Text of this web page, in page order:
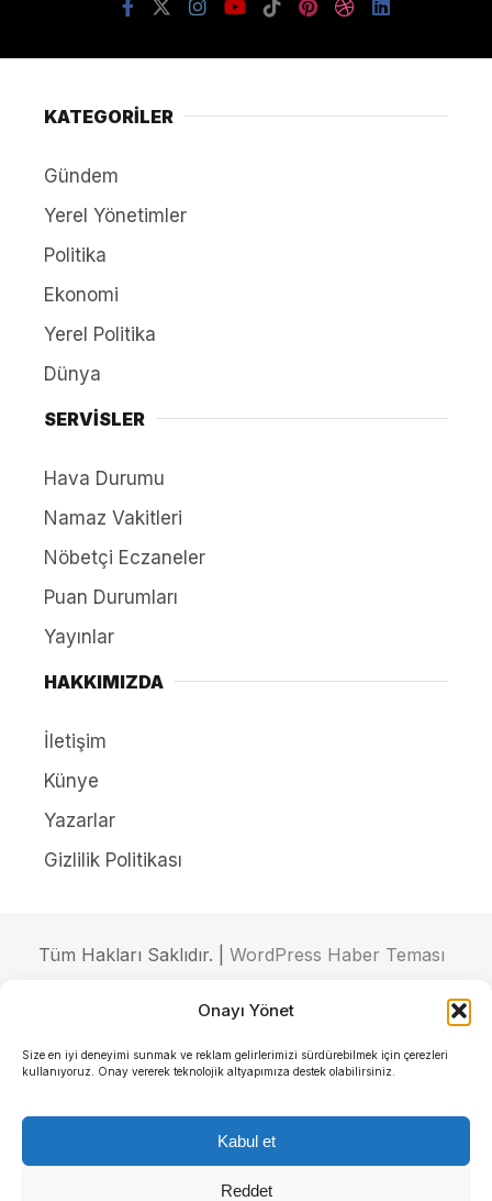
Onayı Yönet
Size en iyi deneyimi sunmak ve reklam gelirlerimizi sürdürebilmek için çerezleri
kullanıyoruz. Onay vererek teknolojik altyapımıza destek olabilirsiniz.
Kabul et
Reddet
KATEGORİLER
Gündem
Yerel Yönetimler
Politika
Ekonomi
Yerel Politika
Dünya
SERVİSLER
Hava Durumu
Namaz Vakitleri
Nöbetçi Eczaneler
Puan Durumları
Yayınlar
HAKKIMIZDA
İletişim
Künye
Yazarlar
Gizlilik Politikası
Tüm Hakları Saklıdır. | WordPress Haber Teması